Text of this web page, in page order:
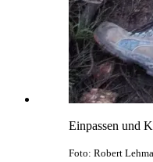
Einpassen und
Foto: Robert